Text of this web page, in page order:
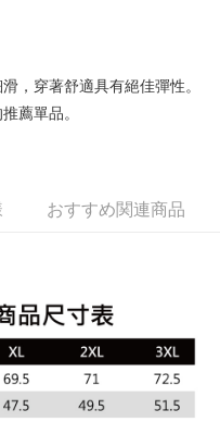
ると、注文が成立した後に自動
い場合や審査が通過しない場
していないことを意味し、評価
はご指定の住所に配送されま
SMSが届きます。アプリ会員
きます。
品を確かめてから、SMSまた
たはATM/オンラインバンキン
，穿著舒適具有絕佳彈性。
薦單品。
おすすめ関連商品